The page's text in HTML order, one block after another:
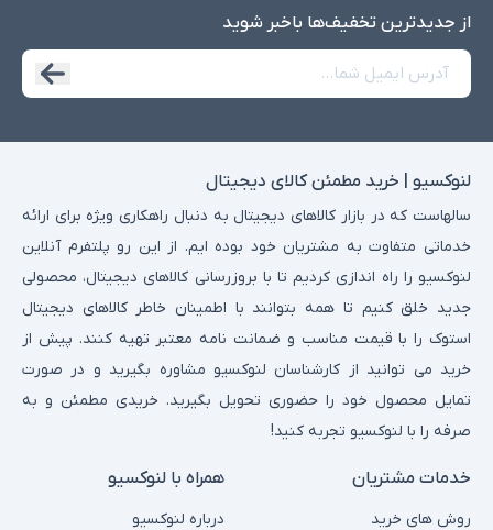
از جدید‌ترین تخفیف‌ها با‌خبر شوید
لنوکسیو | خرید مطمئن کالای دیجیتال
سالهاست که در بازار کالاهای دیجیتال به دنبال راهکاری ویژه برای ارائه
خدماتی متفاوت به مشتریان خود بوده ایم. از این رو پلتفرم آنلاین
لنوکسیو را راه اندازی کردیم تا با بروزرسانی کالاهای دیجیتال، محصولی
جدید خلق کنیم تا همه بتوانند با اطمینان خاطر کالاهای دیجیتال
استوک را با قیمت مناسب و ضمانت نامه معتبر تهیه کنند. پیش از
خرید می توانید از کارشناسان لنوکسیو مشاوره بگیرید و در صورت
تمایل محصول خود را حضوری تحویل بگیرید. خریدی مطمئن و به
صرفه را با لنوکسیو تجربه کنید!
خدمات مشتریان
روش های خرید
همراه با لنوکسیو
درباره لنوکسیو